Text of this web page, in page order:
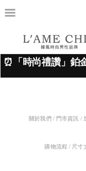
上架時間 銷售件數
現貨商品